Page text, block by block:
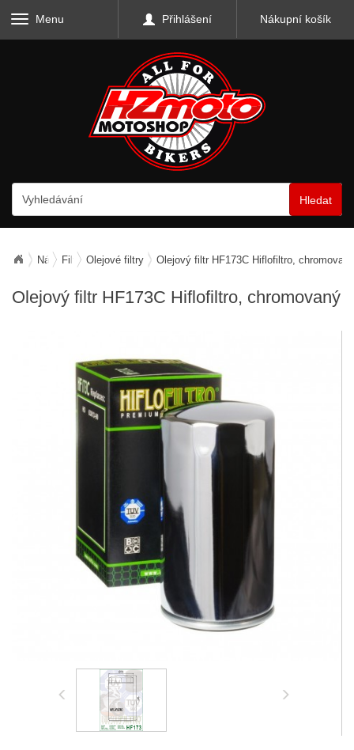
Menu Přihlášení Nákupní košík
Hledat
Náhradní díly
Filtry Olejové filtry Olejový filtr HF173C Hiflofiltro, chromovaný
Olejový filtr HF173C Hiflofiltro, chromovaný